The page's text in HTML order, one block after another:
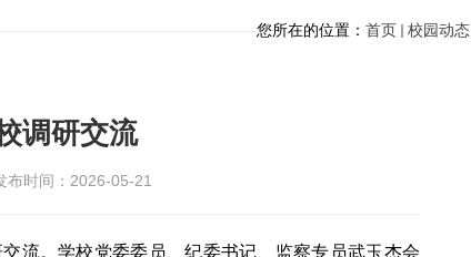
您所在的位置： 首页 校园动态
调研交流
布时间：2026-05-21
流。学校党委委员、纪委书记、监察专员武玉杰会